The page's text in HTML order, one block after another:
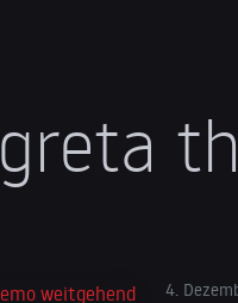
greta
4.